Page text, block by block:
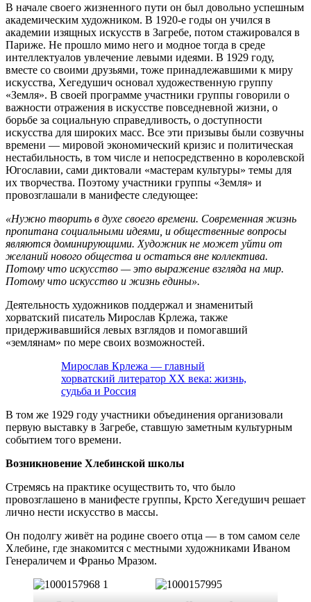
В начале своего жизненного пути он был довольно успешным
академическим художником. В 1920-е годы он учился в
академии изящных искусств в Загребе, потом стажировался в
Париже. Не прошло мимо него и модное тогда в среде
интеллектуалов увлечение левыми идеями. В 1929 году,
вместе со своими друзьями, тоже принадлежавшими к миру
искусства, Хегедушич основал художественную группу
«Земля». В своей программе участники группы говорили о
важности отражения в искусстве повседневной жизни, о
борьбе за социальную справедливость, о доступности
искусства для широких масс. Все эти призывы были созвучны
времени — мировой экономический кризис и политическая
нестабильность, в том числе и непосредственно в королевской
Югославии, сами диктовали «мастерам культуры» темы для
их творчества. Поэтому участники группы «Земля» и
провозглашали в манифесте следующее:
«Нужно творить в духе своего времени. Современная жизнь
пропитана социальными идеями, и общественные вопросы
являются доминирующими. Художник не может уйти от
желаний нового общества и остаться вне коллектива.
Потому что искусство — это выражение взгляда на мир.
Потому что искусство и жизнь едины».
Деятельность художников поддержал и знаменитый
хорватский писатель Мирослав Крлежа, также
придерживавшийся левых взглядов и помогавший
«землянам» по мере своих возможностей.
Мирослав Крлежа — главный
хорватский литератор XX века: жизнь,
судьба и Россия
В том же 1929 году участники объединения организовали
первую выставку в Загребе, ставшую заметным культурным
событием того времени.
Возникновение Хлебинской школы
Стремясь на практике осуществить то, что было
провозглашено в манифесте группы, Крсто Хегедушич решает
лично нести искусство в массы.
Он подолгу живёт на родине своего отца — в том самом селе
Хлебине, где знакомится с местными художниками Иваном
Генераличем и Франьо Мразом.